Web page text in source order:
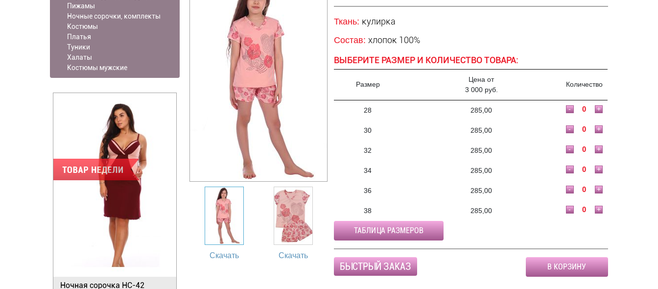
Пижамы
Ночные сорочки, комплекты
Костюмы
Платья
Туники
Халаты
Костюмы мужские
Ночная сорочка НС-42
Скачать Скачать
Ткань: кулирка
Состав: хлопок 100%
ВЫБЕРИТЕ РАЗМЕР И КОЛИЧЕСТВО ТОВАРА:
Размер
Цена от
3 000 руб.
Количество
28 285,00 +
-
30 285,00 +
-
32 285,00 +
-
34 285,00 +
-
36 285,00 +
-
38 285,00 +
-
ТАБЛИЦА РАЗМЕРОВ
БЫСТРЫЙ ЗАКАЗ В КОРЗИНУ